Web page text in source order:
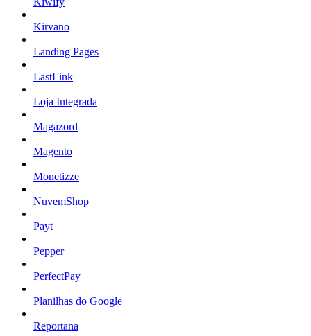
Kirvano
Landing Pages
LastLink
Loja Integrada
Magazord
Magento
Monetizze
NuvemShop
Payt
Pepper
PerfectPay
Planilhas do Google
Reportana